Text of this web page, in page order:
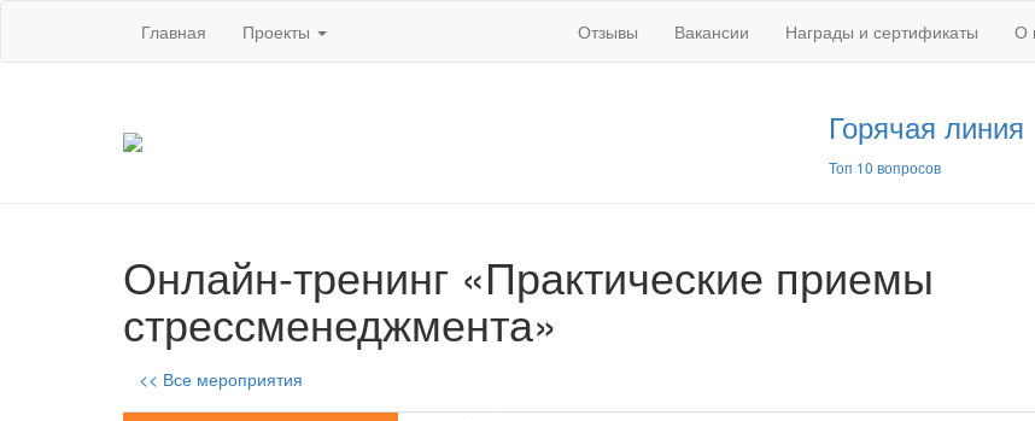
Главная Проекты Отзывы Вакансии Награды и сертификаты О
Горячая линия
Топ 10 вопросов
Онлайн-тренинг «Практические приемы
стрессменеджмента»
<< Все мероприятия